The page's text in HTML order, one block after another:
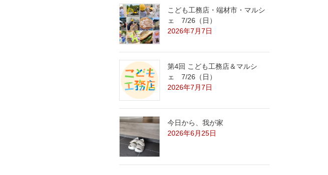
こども工務店・端材市・マルシ
ェ 7/26（日）
2026年7月7日
第4回 こども工務店＆マルシ
ェ 7/26（日）
2026年7月7日
今日から、我が家
2026年6月25日